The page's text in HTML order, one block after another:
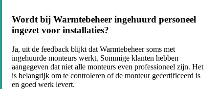
Wordt bij Warmtebeheer ingehuurd personeel
ingezet voor installaties?
Ja, uit de feedback blijkt dat Warmtebeheer soms met
ingehuurde monteurs werkt. Sommige klanten hebben
aangegeven dat niet alle monteurs even professioneel zijn. Het
is belangrijk om te controleren of de monteur gecertificeerd is
en goed werk levert.